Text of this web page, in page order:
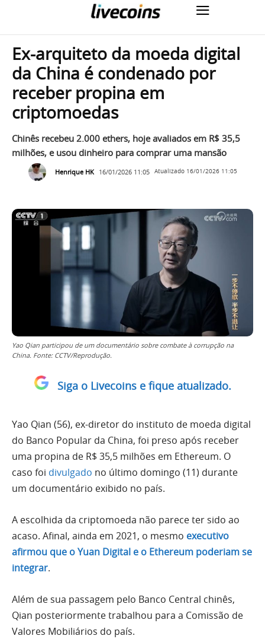
Ex-arquiteto da moeda digital
da China é condenado por
receber propina em
criptomoedas
Chinês recebeu 2.000 ethers, hoje avaliados em R$ 35,5
milhões, e usou dinheiro para comprar uma mansão
Henrique HK 16/01/2026 11:05 Atualizado 16/01/2026 11:05
Yao Qian participou de um documentário sobre combate à corrupção na
China. Fonte: CCTV/Reprodução.
Siga o Livecoins e fique atualizado.
Yao Qian (56), ex-diretor do instituto de moeda digital
do Banco Popular da China, foi preso após receber
uma propina de R$ 35,5 milhões em Ethereum. O
caso foi divulgado no último domingo (11) durante
um documentário exibido no país.
A escolhida da criptomoeda não parece ter sido ao
acaso. Afinal, ainda em 2021, o mesmo executivo
afirmou que o Yuan Digital e o Ethereum poderiam se
integrar.
Além de sua passagem pelo Banco Central chinês,
Qian posteriormente trabalhou para a Comissão de
Valores Mobiliários do país.